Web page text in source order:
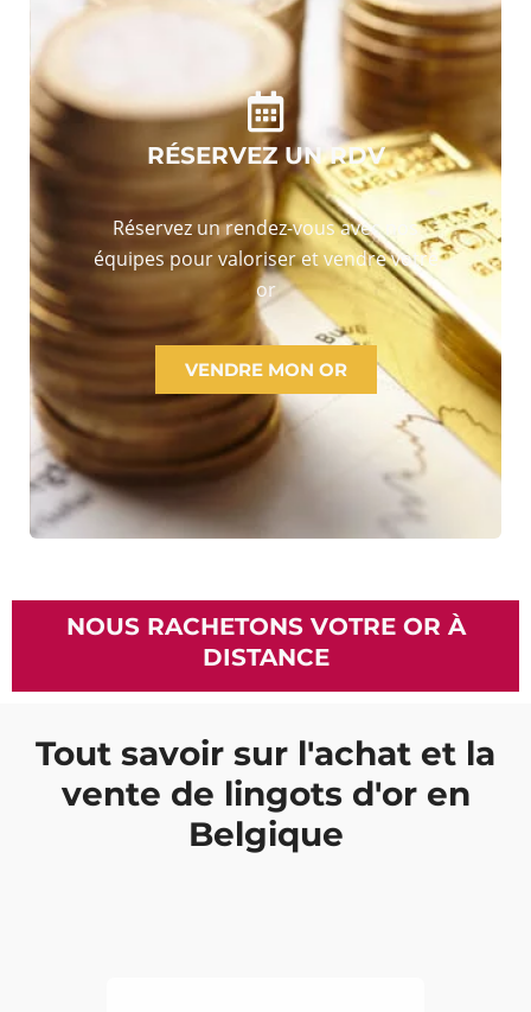
RÉSERVEZ UN RDV
Réservez un rendez-vous avec nos
équipes pour valoriser et vendre votre
or
VENDRE MON OR
NOUS RACHETONS VOTRE OR À
DISTANCE
Tout savoir sur l'achat et la
vente de lingots d'or en
Belgique